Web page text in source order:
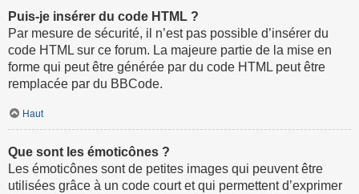
Puis-je insérer du code HTML ?
Par mesure de sécurité, il n’est pas possible d’insérer du
code HTML sur ce forum. La majeure partie de la mise en
forme qui peut être générée par du code HTML peut être
remplacée par du BBCode.
Haut
Que sont les émoticônes ?
Les émoticônes sont de petites images qui peuvent être
utilisées grâce à un code court et qui permettent d’exprimer